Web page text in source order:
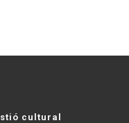
cultural